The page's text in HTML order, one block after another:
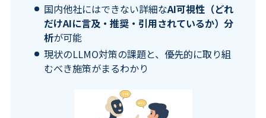
国内他社にはできない詳細なAI可視性（どれ
だけAIに言及・推奨・引用されているか）分
析が可能
現状のLLMO対策の課題と、優先的に取り組
むべき施策がまるわかり